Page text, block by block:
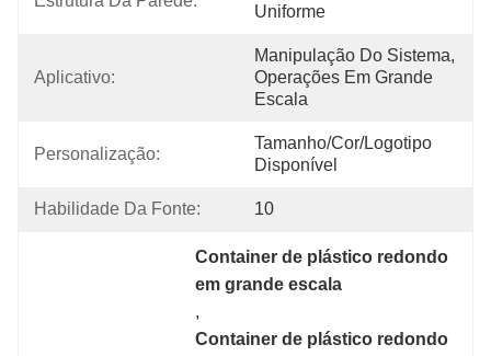
Uniforme
Aplicativo:
Manipulação Do Sistema,
Operações Em Grande
Escala
Personalização:
Tamanho/cor/logotipo
Disponível
Habilidade Da Fonte: 10
Container de plástico redondo
em grande escala
,
Container de plástico redondo